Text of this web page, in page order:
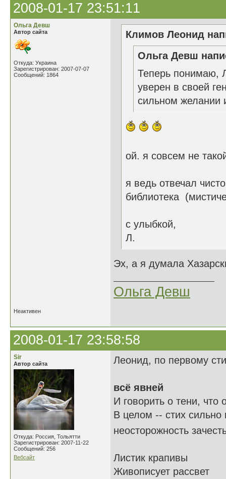
2008-01-17 23:51:11
Ольга Девш
Автор сайта
Откуда: Украина
Зарегистрирован: 2007-07-07
Сообщений: 1864
Климов Леонид
Ольга Девш
Теперь понимаю,
уверен в своей
сильном желании
ой. я совсем не
я ведь отвечал
библиотека
с улыбкой,
Л.
Эх, а я думала
Ольга Девш
Неактивен
2008-01-17 23:58:58
Sir
Автор сайта
Откуда: Россия, Тольятти
Зарегистрирован: 2007-11-22
Сообщений: 256
Вебсайт
Леонид, по первому
всё явней
И говорить о тени, что
В целом -- стих
неосторожность
Листик крапивы
Живописует рассвет